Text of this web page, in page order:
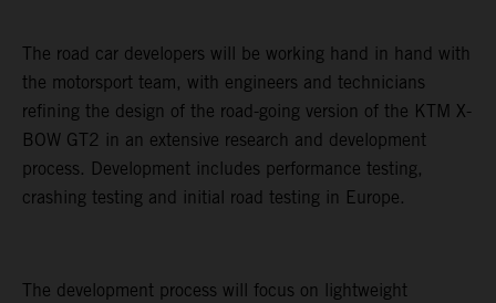
The road car developers will be working hand in hand with
the motorsport team, with engineers and technicians
refining the design of the road-going version of the KTM X-
BOW GT2 in an extensive research and development
process. Development includes performance testing,
crashing testing and initial road testing in Europe.
The development process will focus on lightweight